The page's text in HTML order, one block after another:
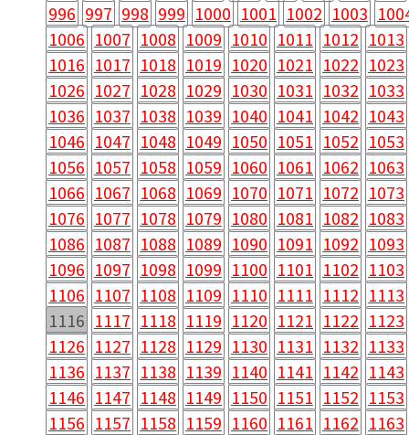
996 997 998 999 1000 1001 1002 1003
1006 1007 1008 1009 1010 1011 1012 1013
1016 1017 1018 1019 1020 1021 1022 1023
1026 1027 1028 1029 1030 1031 1032 1033
1036 1037 1038 1039 1040 1041 1042 1043
1046 1047 1048 1049 1050 1051 1052 1053
1056 1057 1058 1059 1060 1061 1062 1063
1066 1067 1068 1069 1070 1071 1072 1073
1076 1077 1078 1079 1080 1081 1082 1083
1086 1087 1088 1089 1090 1091 1092 1093
1096 1097 1098 1099 1100 1101 1102 1103
1106 1107 1108 1109 1110 1111 1112 1113
1116 1117 1118 1119 1120 1121 1122 1123
1126 1127 1128 1129 1130 1131 1132 1133
1136 1137 1138 1139 1140 1141 1142 1143
1146 1147 1148 1149 1150 1151 1152 1153
1156 1157 1158 1159 1160 1161 1162 1163